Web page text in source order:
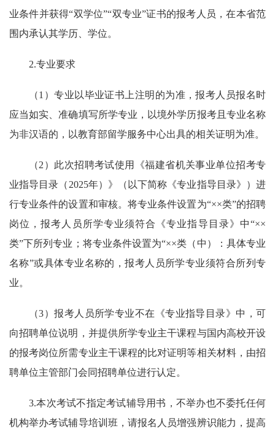
业条件并获得“双学位”“双专业”证书的报考人员，在本省范
围内承认其学历、学位。
2.专业要求
（1）专业以毕业证书上注明的为准，报考人员报名时
应当如实、准确填写所学专业，以境外学历报考且专业名称
为非汉语的，以教育部留学服务中心出具的相关证明为准。
（2）此次招聘考试使用《福建省机关事业单位招考专
业指导目录（2025年）》（以下简称《专业指导目录》）进
行专业条件的设置和审核。将专业条件设置为“××类”的招聘
岗位，报考人员所学专业须符合《专业指导目录》中“××
类”下所列专业；将专业条件设置为“××类（中）：具体专业
名称”或具体专业名称的，报考人员所学专业须符合所列专
业。
（3）报考人员所学专业不在《专业指导目录》中，可
向招聘单位说明，并提供所学专业主干课程与国内高校开设
的报考岗位所需专业主干课程的比对证明等相关材料，由招
聘单位主管部门会同招聘单位进行认定。
3.本次考试不指定考试辅导用书，不举办也不委托任何
机构举办考试辅导培训班，请报名人员增强辨识能力，提高